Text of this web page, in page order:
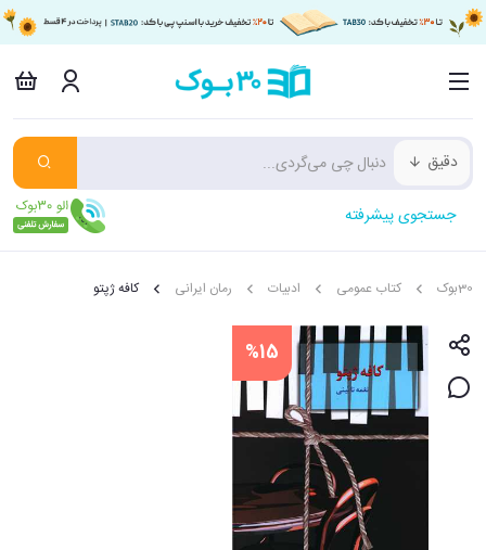
دقیق
جستجوی پیشرفته
30بوک کتاب عمومی ادبیات رمان ایرانی کافه ژپتو
%15